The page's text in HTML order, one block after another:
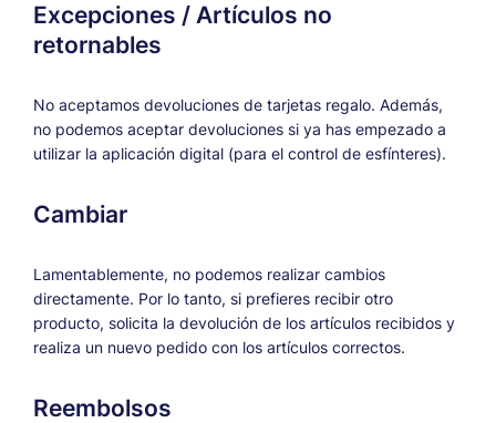
Excepciones / Artículos no
retornables
No aceptamos devoluciones de tarjetas regalo. Además,
no podemos aceptar devoluciones si ya has empezado a
utilizar la aplicación digital (para el control de esfínteres).
Cambiar
Lamentablemente, no podemos realizar cambios
directamente. Por lo tanto, si prefieres recibir otro
producto, solicita la devolución de los artículos recibidos y
realiza un nuevo pedido con los artículos correctos.
Reembolsos